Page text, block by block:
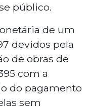
público.
de um
devidos pela
de obras de
com a
do pagamento
sem